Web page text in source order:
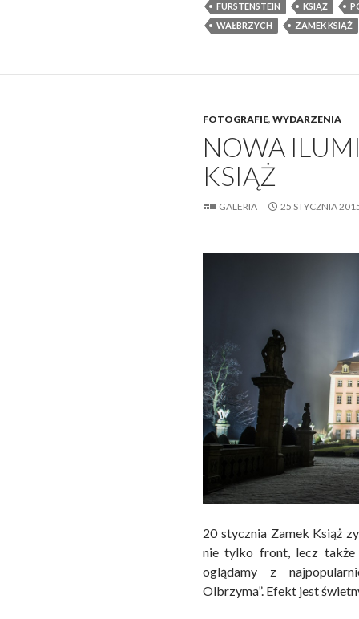
FURSTENSTEIN KSIĄŻ
WAŁBRZYCH
ZAMEK KSIĄŻ
FOTOGRAFIE, WYDARZENIA
NOWA
KSIĄŻ
GALERIA 25 STYCZNIA
20 stycznia Zamek Książ
nie tylko front, lecz także
oglądamy z
Olbrzyma”. Efekt jest